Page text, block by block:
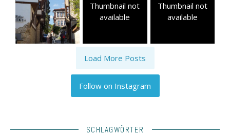
Thumbnail not
available
Thumbnail not
available
Load More Posts
Follow on Instagram
SCHLAGWÖRTER